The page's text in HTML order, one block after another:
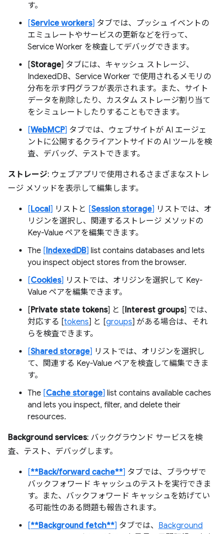
す。
[Service workers] タブでは、プッシュ イベントの
エミュレートやサービスの更新などを行って、
Service Worker を検査してデバッグできます。
[Storage] タブには、キャッシュ ストレージ、
IndexedDB、Service Worker で使用されるメモリの
分布を示す円グラフが表示されます。また、サイト
データを削除したり、カスタム ストレージ割り当て
をシミュレートしたりすることもできます。
[WebMCP] タブでは、ウェブサイトが AI エージェ
ントに公開するクライアントサイドの AI ツールを検
査、デバッグ、テストできます。
ストレージ: ウェブアプリで使用されるさまざまなストレ
ージ メソッドを表示して編集します。
[Local] リストと [Session storage] リストでは、オ
リジンを選択し、関連するストレージ メソッドの
Key-Value ペアを編集できます。
The [IndexedDB] list contains databases and lets
you inspect object stores from the browser.
[Cookies] リストでは、オリジンを選択して Key-
Value ペアを編集できます。
[Private state tokens] と [Interest groups] では、
対応する [tokens] と [groups] がある場合は、それ
らを検査できます。
[Shared storage] リストでは、オリジンを選択し
て、関連する Key-Value ペアを検査して編集できま
す。
The [Cache storage] list contains available caches
and lets you inspect, filter, and delete their
resources.
Background services: バックグラウンド サービスを検
査、テスト、デバッグします。
[**Back/forward cache**] タブでは、ブラウザで
バックフォワード キャッシュのテストを実行できま
す。また、バックフォワード キャッシュを妨げてい
る可能性のある問題も報告されます。
[**Background fetch**] タブでは、 Background